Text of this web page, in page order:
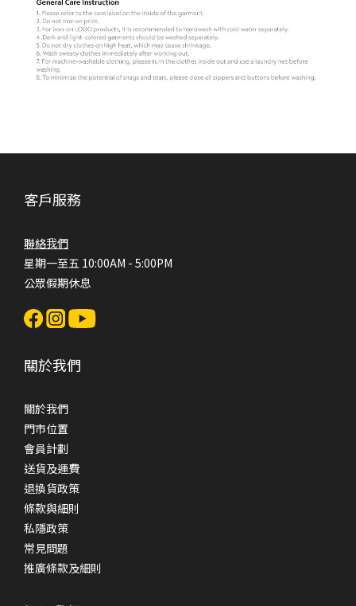
客戶服務
聯絡我們
星期一至五 10:00AM - 5:00PM
公眾假期休息
關於我們
關於我們
門市位置
會員計劃
送貨及運費
退換貨政策
條款與細則
私隱政策
常見問題
推廣條款及細則